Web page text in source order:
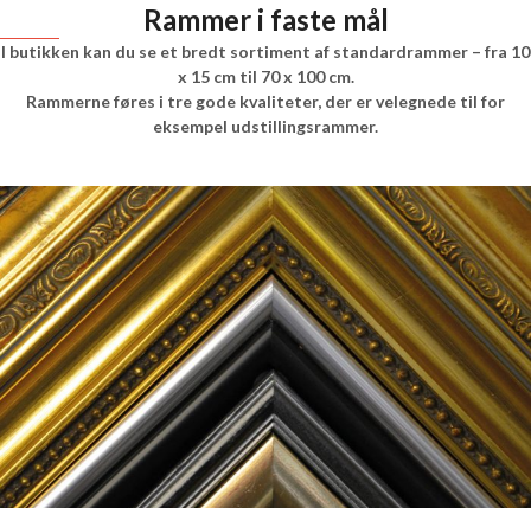
Rammer i faste mål
I butikken kan du se et bredt sortiment af standardrammer – fra 10
x 15 cm til 70 x 100 cm.
Rammerne føres i tre gode kvaliteter, der er velegnede til for
eksempel udstillingsrammer.